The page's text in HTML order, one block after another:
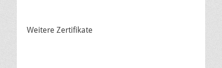
Weitere Zertifikate